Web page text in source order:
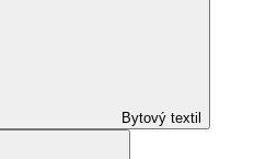
Bytový textil